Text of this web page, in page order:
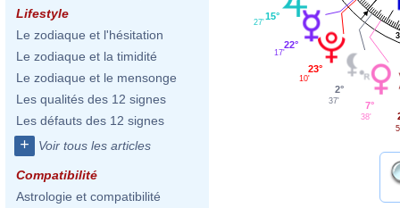
Lifestyle
Le zodiaque et l'hésitation
Le zodiaque et la timidité
Le zodiaque et le mensonge
Les qualités des 12 signes
Les défauts des 12 signes
+ Voir tous les articles
Compatibilité
Astrologie et compatibilité
3
15°
27'
22°
17'
23°
10'
2°
37' 7°
38'